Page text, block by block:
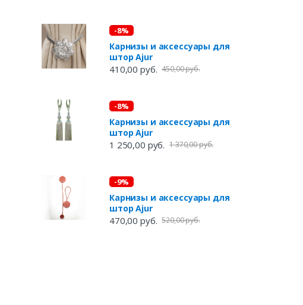
-8%
Карнизы и аксессуары для
штор Ajur
410,00 руб. 450,00 руб.
-8%
Карнизы и аксессуары для
штор Ajur
1 250,00 руб. 1 370,00 руб.
-9%
Карнизы и аксессуары для
штор Ajur
470,00 руб. 520,00 руб.